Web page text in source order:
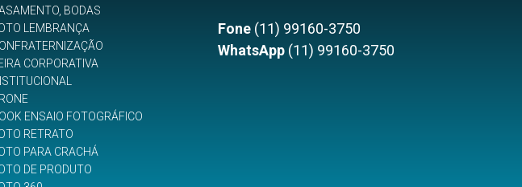
BODAS
LEMBRANÇA
CORPORATIVA
ENSAIO FOTOGRÁFICO
RETRATO
PARA CRACHÁ
DE PRODUTO
Fone (11) 99160-3750
WhatsApp (11) 99160-3750